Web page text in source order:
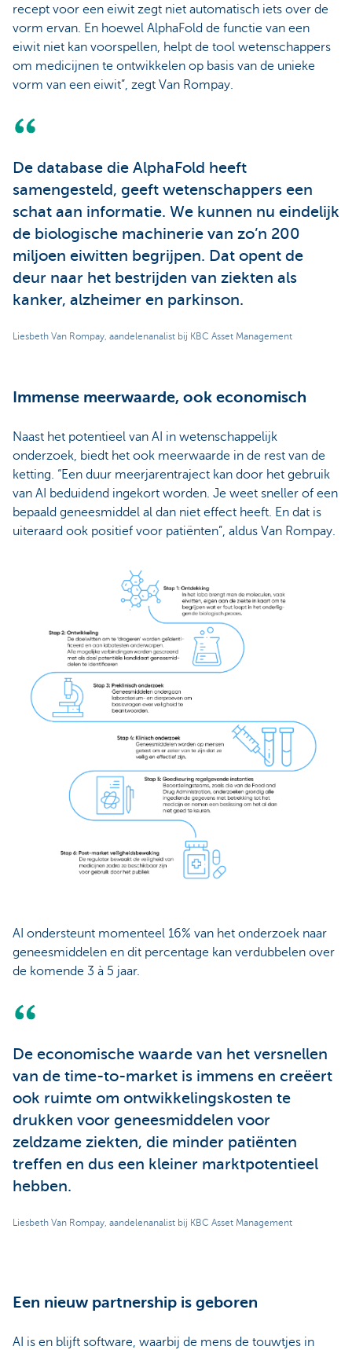
recept voor een eiwit zegt niet automatisch iets over de
vorm ervan. En hoewel AlphaFold de functie van een
eiwit niet kan voorspellen, helpt de tool wetenschappers
om medicijnen te ontwikkelen op basis van de unieke
vorm van een eiwit”, zegt Van Rompay.
De database die AlphaFold heeft
samengesteld, geeft wetenschappers een
schat aan informatie. We kunnen nu eindelijk
de biologische machinerie van zo’n 200
miljoen eiwitten begrijpen. Dat opent de
deur naar het bestrijden van ziekten als
kanker, alzheimer en parkinson.
Liesbeth Van Rompay, aandelenanalist bij KBC Asset Management
Immense meerwaarde, ook economisch
Naast het potentieel van AI in wetenschappelijk
onderzoek, biedt het ook meerwaarde in de rest van de
ketting. “Een duur meerjarentraject kan door het gebruik
van AI beduidend ingekort worden. Je weet sneller of een
bepaald geneesmiddel al dan niet effect heeft. En dat is
uiteraard ook positief voor patiënten”, aldus Van Rompay.
AI ondersteunt momenteel 16% van het onderzoek naar
geneesmiddelen en dit percentage kan verdubbelen over
de komende 3 à 5 jaar.
De economische waarde van het versnellen
van de time-to-market is immens en creëert
ook ruimte om ontwikkelingskosten te
drukken voor geneesmiddelen voor
zeldzame ziekten, die minder patiënten
treffen en dus een kleiner marktpotentieel
hebben.
Liesbeth Van Rompay, aandelenanalist bij KBC Asset Management
Een nieuw partnership is geboren
AI is en blijft software, waarbij de mens de touwtjes in